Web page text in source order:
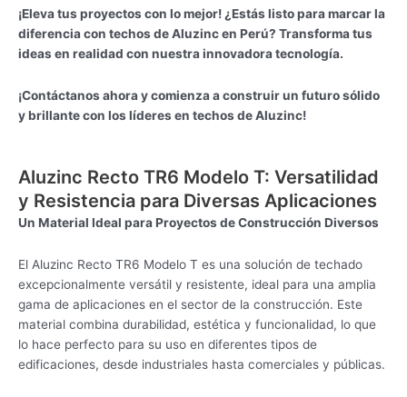
¡Eleva tus proyectos con lo mejor! ¿Estás listo para marcar la
diferencia con techos de Aluzinc en Perú? Transforma tus
ideas en realidad con nuestra innovadora tecnología.
¡Contáctanos ahora y comienza a construir un futuro sólido
y brillante con los líderes en techos de Aluzinc!
Aluzinc Recto TR6 Modelo T: Versatilidad
y Resistencia para Diversas Aplicaciones
Un Material Ideal para Proyectos de Construcción Diversos
El Aluzinc Recto TR6 Modelo T es una solución de techado
excepcionalmente versátil y resistente, ideal para una amplia
gama de aplicaciones en el sector de la construcción. Este
material combina durabilidad, estética y funcionalidad, lo que
lo hace perfecto para su uso en diferentes tipos de
edificaciones, desde industriales hasta comerciales y públicas.